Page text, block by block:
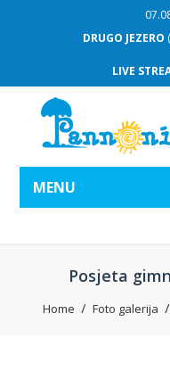
DRUGO JEZERO
LIVE
MENU
Posjeta
Home Foto galerija